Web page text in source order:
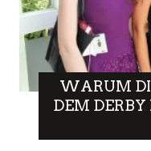
WARUM
DEM